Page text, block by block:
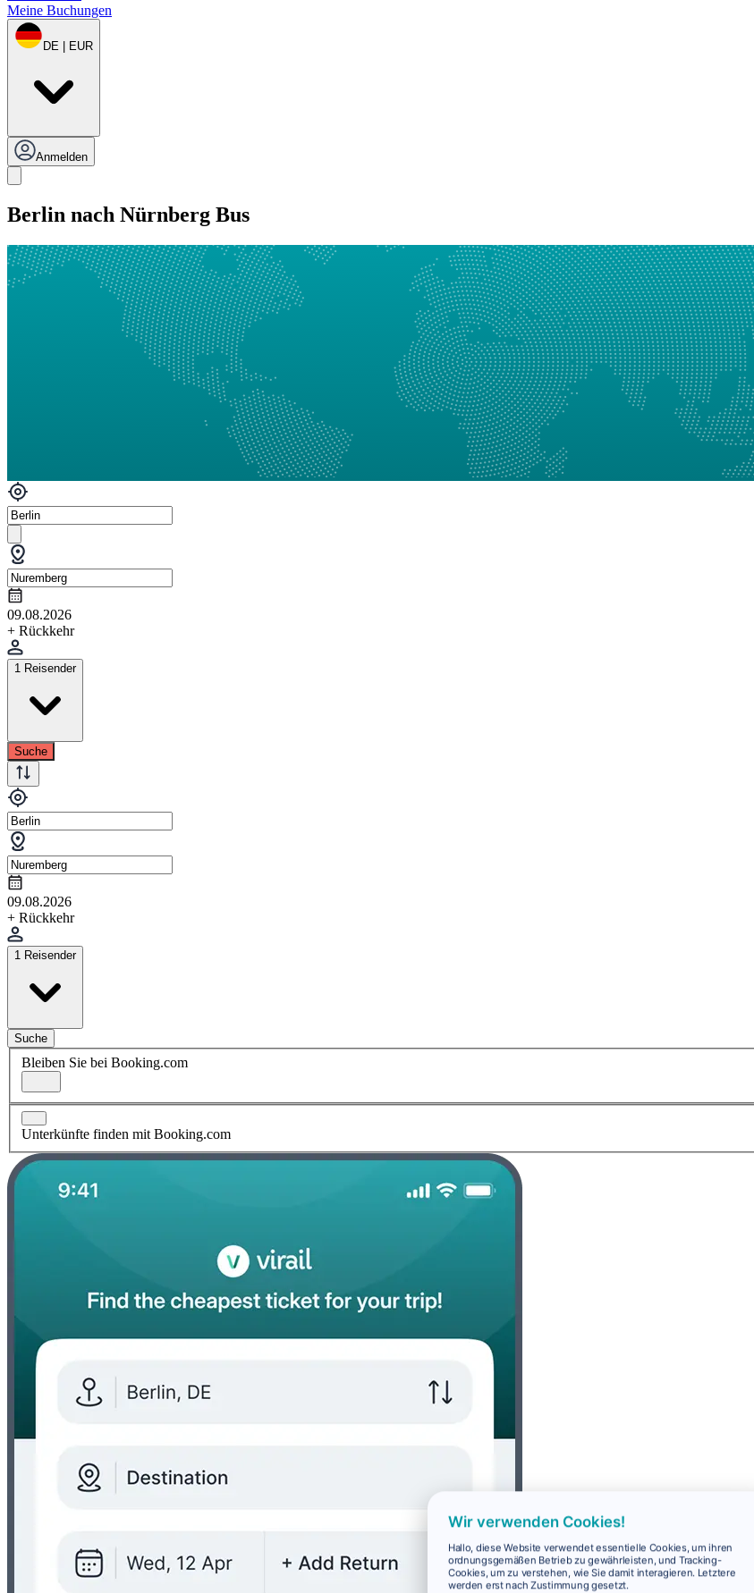
Meine Buchungen
DE | EUR
Anmelden
Berlin nach Nürnberg Bus
09.08.2026
+ Rückkehr
1 Reisender
Suche
09.08.2026
+ Rückkehr
1 Reisender
Suche
Bleiben Sie bei Booking.com
Unterkünfte finden mit Booking.com
Wir verwenden Cookies!
Hallo, diese Website verwendet essentielle Cookies, um ihren
ordnungsgemäßen Betrieb zu gewährleisten, und Tracking-
Cookies, um zu verstehen, wie Sie damit interagieren. Letztere
werden erst nach Zustimmung gesetzt.